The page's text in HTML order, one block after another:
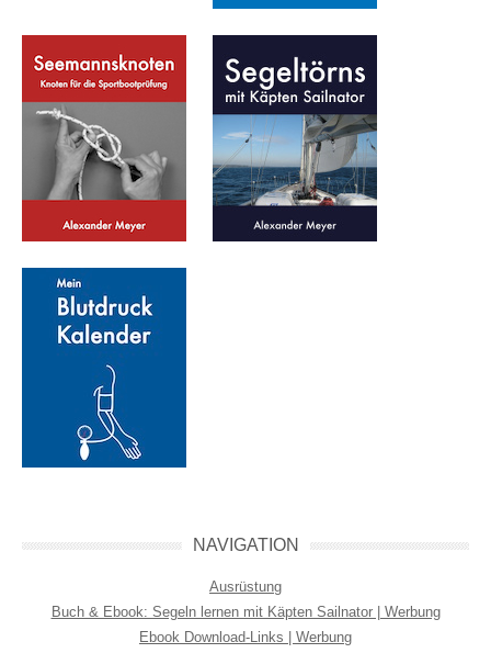
NAVIGATION
Ausrüstung
Buch & Ebook: Segeln lernen mit Käpten Sailnator | Werbung
Ebook Download-Links | Werbung